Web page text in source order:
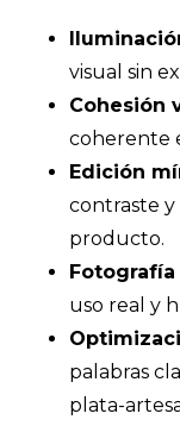
visual sin
Cohesión
coherente
Edición
contraste y
producto.
uso real y
palabras
plata-